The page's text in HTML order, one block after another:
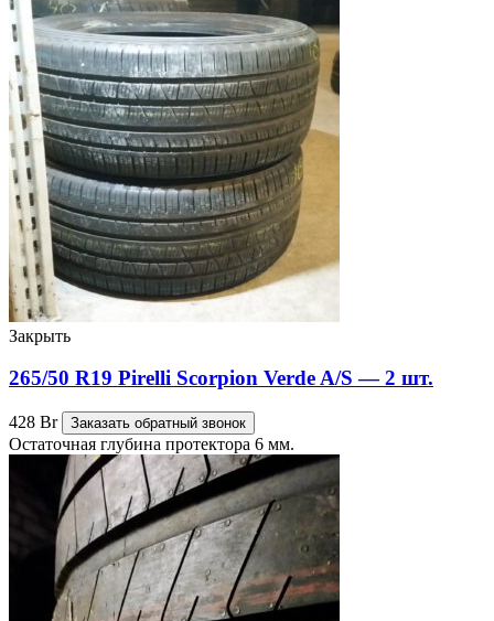
Закрыть
265/50 R19 Pirelli Scorpion Verde A/S — 2 шт.
428 Br Заказать обратный звонок
Остаточная глубина протектора 6 мм.